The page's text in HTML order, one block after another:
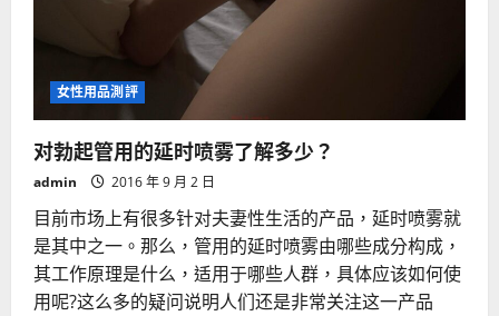
易
高
女性用品測評
对勃起管用的延时喷雾了解多少？
admin 2016 年 9 月 2 日
目前市场上有很多针对夫妻性生活的产品，延时喷雾就
是其中之一。那么，管用的延时喷雾由哪些成分构成，
其工作原理是什么，适用于哪些人群，具体应该如何使
用呢?这么多的疑问说明人们还是非常关注这一产品